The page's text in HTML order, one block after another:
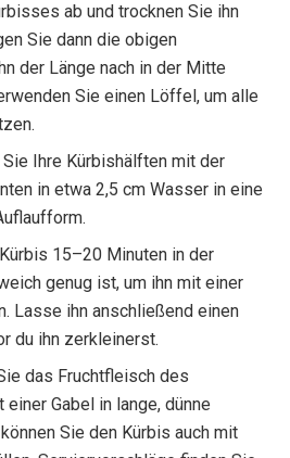
ab und trocknen Sie ihn
Sie dann die obigen
der Länge nach in der Mitte
Sie einen Löffel, um alle
Sie Ihre Kürbishälften mit der
in etwa 2,5 cm Wasser in eine
15–20 Minuten in der
genug ist, um ihn mit einer
Lasse ihn anschließend einen
du ihn zerkleinerst.
das Fruchtfleisch des
Gabel in lange, dünne
Sie den Kürbis auch mit